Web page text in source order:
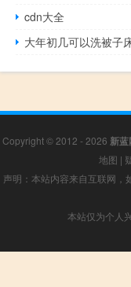
cdn大全
大年初几可以洗被子
Copyright © 2012 - 2026 新
地图 |
声明：本站内容来自互联网
本站仅为个人